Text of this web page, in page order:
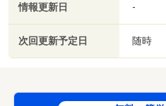
情報更新日 -
次回更新予定日 随時